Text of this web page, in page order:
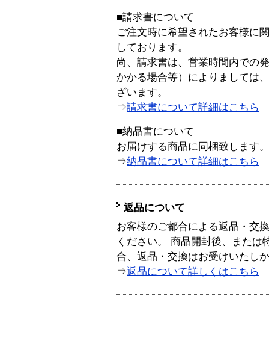
■請求書について
ご注文時に希望されたお客様に
しております。
尚、請求書は、営業時間内での
かかる場合等）によりましては
ざいます。
⇒請求書について詳細はこちら
■納品書について
お届けする商品に同梱致します。
⇒納品書について詳細はこちら
返品について
お客様のご都合による返品・交
ください。 商品開封後、または
合、返品・交換はお受けいたし
⇒返品について詳しくはこちら